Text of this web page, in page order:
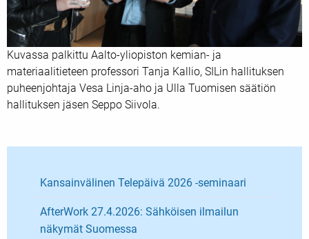
Kuvassa palkittu Aalto-yliopiston kemian- ja
materiaalitieteen professori Tanja Kallio, SILin hallituksen
puheenjohtaja Vesa Linja-aho ja Ulla Tuomisen säätiön
hallituksen jäsen Seppo Siivola.
Kansainvälinen Telepäivä 2026 -seminaari
AfterWork 27.4.2026: Sähköisen ilmailun
näkymät Suomessa